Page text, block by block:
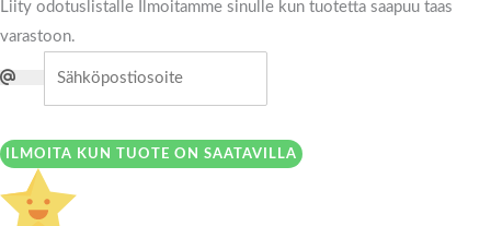
Liity odotuslistalle
Ilmoitamme sinulle kun tuotetta saapuu taas
varastoon.
ILMOITA KUN TUOTE ON SAATAVILLA